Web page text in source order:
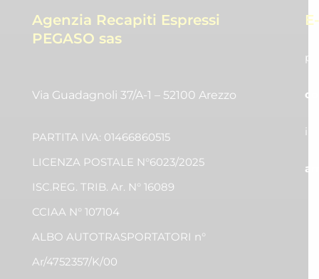
Agenzia Recapiti Espressi
PEGASO sas
Via Guadagnoli 37/A-1 – 52100 Arezzo
PARTITA IVA: 01466860515
LICENZA POSTALE N°6023/2025
ISC.REG. TRIB. Ar. N° 16089
CCIAA N° 107104
ALBO AUTOTRASPORTATORI n°
Ar/4752357/K/00